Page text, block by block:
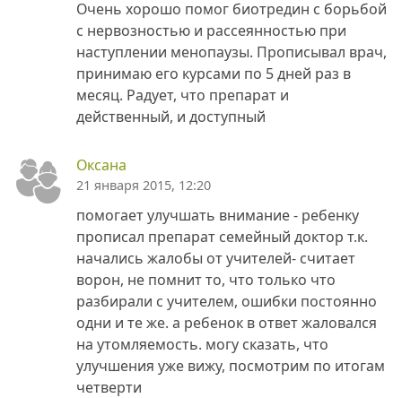
Очень хорошо помог биотредин с борьбой
с нервозностью и рассеянностью при
наступлении менопаузы. Прописывал врач,
принимаю его курсами по 5 дней раз в
месяц. Радует, что препарат и
действенный, и доступный
Оксана
21 января 2015, 12:20
помогает улучшать внимание - ребенку
прописал препарат семейный доктор т.к.
начались жалобы от учителей- считает
ворон, не помнит то, что только что
разбирали с учителем, ошибки постоянно
одни и те же. а ребенок в ответ жаловался
на утомляемость. могу сказать, что
улучшения уже вижу, посмотрим по итогам
четверти